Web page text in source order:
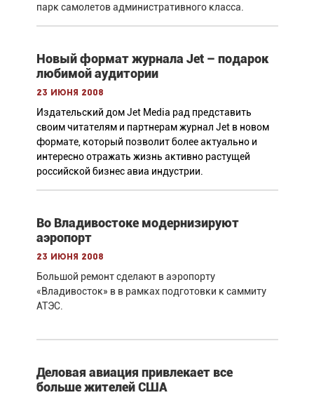
парк самолетов административного класса.
Новый формат журнала Jet – подарок
любимой аудитории
23 июня 2008
Издательский дом Jet Media рад представить
своим читателям и партнерам журнал Jet в новом
формате, который позволит более актуально и
интересно отражать жизнь активно растущей
российской бизнес авиа индустрии.
Во Владивостоке модернизируют
аэропорт
23 июня 2008
Большой ремонт сделают в аэропорту
«Владивосток» в в рамках подготовки к саммиту
АТЭС.
Деловая авиация привлекает все
больше жителей США